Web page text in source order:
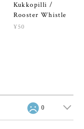
Kukkopilli /
Rooster Whistle
¥50
0